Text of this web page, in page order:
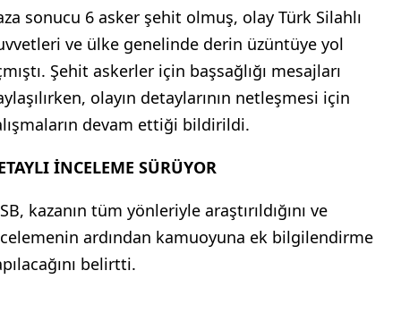
sonucu 6 asker şehit olmuş, olay Türk Silahlı
ve ülke genelinde derin üzüntüye yol
Şehit askerler için başsağlığı mesajları
olayın detaylarının netleşmesi için
devam ettiği bildirildi.
İNCELEME SÜRÜYOR
kazanın tüm yönleriyle araştırıldığını ve
ardından kamuoyuna ek bilgilendirme
belirtti.